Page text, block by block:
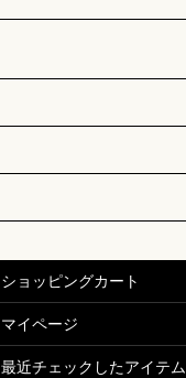
ショッピングカート
マイページ
最近チェックしたアイテム